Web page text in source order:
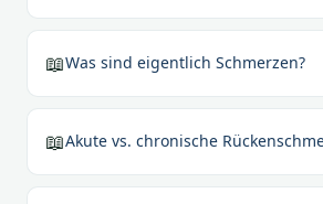
📖Was sind eigentlich Schmerzen?
📖Akute vs. chronische